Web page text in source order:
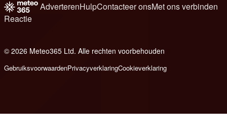
AdverterenHulpContacteer onsMet ons verbinden
Reactie
© 2026 Meteo365 Ltd. Alle rechten voorbehouden
GebruiksvoorwaardenPrivacyverklaringCookieverklaring